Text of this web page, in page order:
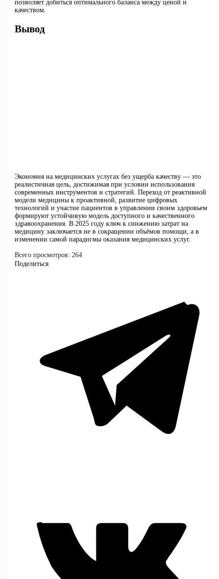
позволяет добиться оптимального баланса между ценой и
качеством.
Вывод
Экономия на медицинских услугах без ущерба качеству — это
реалистичная цель, достижимая при условии использования
современных инструментов и стратегий. Переход от реактивной
модели медицины к проактивной, развитие цифровых
технологий и участие пациентов в управлении своим здоровьем
формируют устойчивую модель доступного и качественного
здравоохранения. В 2025 году ключ к снижению затрат на
медицину заключается не в сокращении объёмов помощи, а в
изменении самой парадигмы оказания медицинских услуг.
Всего просмотров: 264
Поделиться